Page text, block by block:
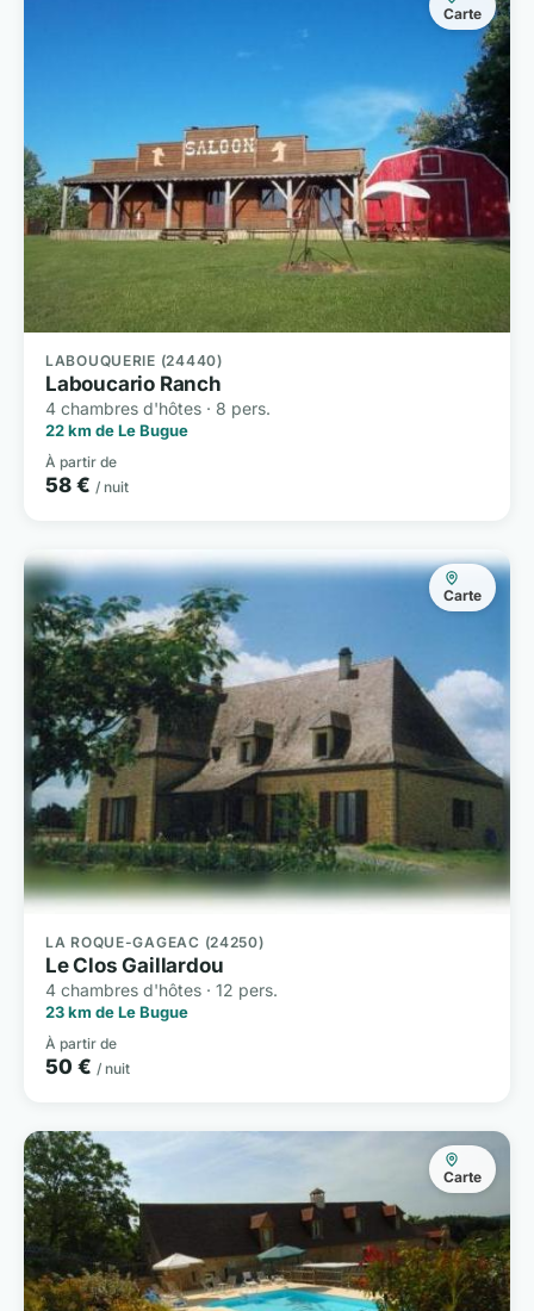
Carte
LABOUQUERIE (24440)
Laboucario Ranch
4 chambres d'hôtes · 8 pers.
22 km de Le Bugue
À partir de
58 € / nuit
Carte
LA ROQUE-GAGEAC (24250)
Le Clos Gaillardou
4 chambres d'hôtes · 12 pers.
23 km de Le Bugue
À partir de
50 € / nuit
Carte